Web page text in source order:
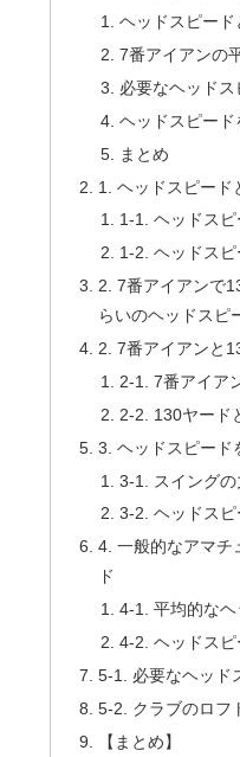
ヘッドスピード
7番アイアンの
必要なヘッド
ヘッドスピード
まとめ
1. ヘッドスピード
1-1. ヘッドス
1-2. ヘッドス
2. 7番アイアンで
らいのヘッドスピ
2. 7番アイアンと
2-1. 7番アイア
2-2. 130ヤード
3. ヘッドスピード
3-1. スイング
3-2. ヘッドス
4. 一般的なアマチ
ド
4-1. 平均的なヘ
4-2. ヘッドス
5-1. 必要なヘッド
5-2. クラブのロフ
【まとめ】